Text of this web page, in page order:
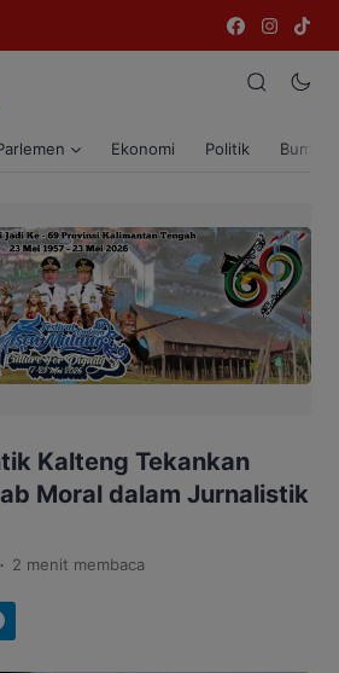
Ekonomi Politik Bumi
Kalteng Tekankan
Moral dalam Jurnalistik
. 2 menit membaca